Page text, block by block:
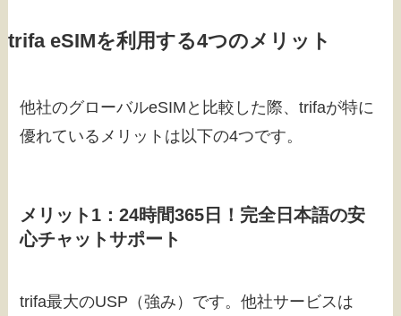
trifa eSIMを利用する4つのメリット
他社のグローバルeSIMと比較した際、trifaが特に
優れているメリットは以下の4つです。
メリット1：24時間365日！完全日本語の安
心チャットサポート
trifa最大のUSP（強み）です。他社サービスは